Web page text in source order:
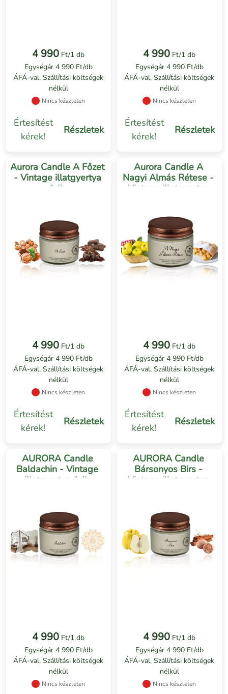
4 990 Ft/1 db
Egységár 4 990 Ft/db
ÁFÁ-val, Szállítási költségek
nélkül
Nincs készleten
Értesítést
kérek!
Részletek
4 990 Ft/1 db
Egységár 4 990 Ft/db
ÁFÁ-val, Szállítási költségek
nélkül
Nincs készleten
Értesítést
kérek!
Részletek
Aurora Candle A Főzet
- Vintage illatgyertya
1db
4 990 Ft/1 db
Egységár 4 990 Ft/db
ÁFÁ-val, Szállítási költségek
nélkül
Nincs készleten
Értesítést
kérek!
Részletek
Aurora Candle A
Nagyi Almás Rétese -
Vintage illatgyertya
4 990 Ft/1 db
Egységár 4 990 Ft/db
ÁFÁ-val, Szállítási költségek
nélkül
Nincs készleten
Értesítést
kérek!
Részletek
AURORA Candle
Baldachin - Vintage
illatgyertya 1db
4 990 Ft/1 db
Egységár 4 990 Ft/db
ÁFÁ-val, Szállítási költségek
nélkül
Nincs készleten
AURORA Candle
Bársonyos Birs -
Vintage illatgyertya
4 990 Ft/1 db
Egységár 4 990 Ft/db
ÁFÁ-val, Szállítási költségek
nélkül
Nincs készleten